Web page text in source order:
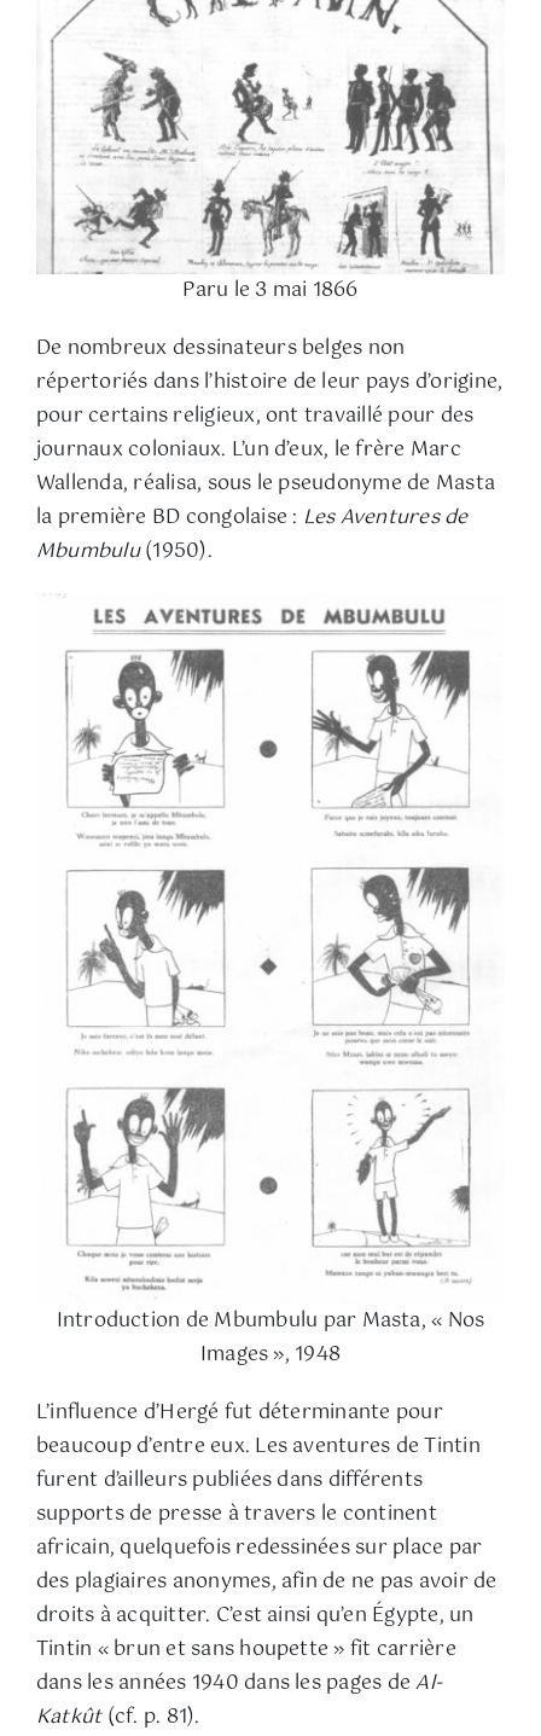
Paru le 3 mai 1866
De nombreux dessinateurs belges non
répertoriés dans l’histoire de leur pays d’origine,
pour certains religieux, ont travaillé pour des
journaux coloniaux. L’un d’eux, le frère Marc
Wallenda, réalisa, sous le pseudonyme de Masta
la première BD congolaise : Les Aventures de
Mbumbulu(1950).
Introduction de Mbumbulu par Masta, « Nos
Images », 1948
L’influence d’Hergé fut déterminante pour
beaucoup d’entre eux. Les aventures de Tintin
furent d’ailleurs publiées dans différents
supports de presse à travers le continent
africain, quelquefois redessinées sur place par
des plagiaires anonymes, afin de ne pas avoir de
droits à acquitter. C’est ainsi qu’en Égypte, un
Tintin « brun et sans houpette » fit carrière
dans les années 1940 dans les pages deAl-
Katkût(cf. p. 81).